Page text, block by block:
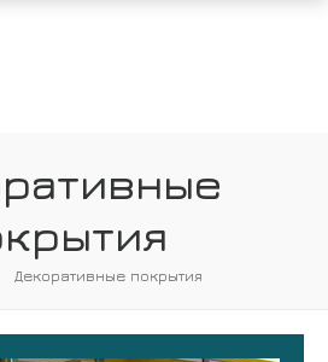
Декоративные покрытия